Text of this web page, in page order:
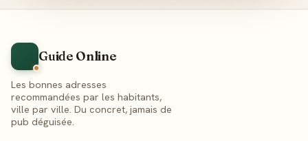
Guide Online
Les bonnes adresses
recommandées par les habitants,
ville par ville. Du concret, jamais de
pub déguisée.